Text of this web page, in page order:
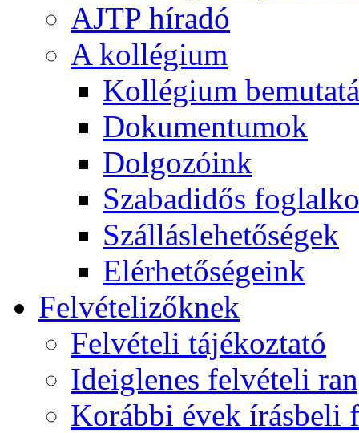
AJTP híradó
A kollégium
Kollégium
Dokumentumok
Dolgozóink
Szabadidős
Szálláslehetőségek
Elérhetőségeink
Felvételizőknek
Felvételi tájékoztató
Ideiglenes felvételi
Korábbi évek írásbeli